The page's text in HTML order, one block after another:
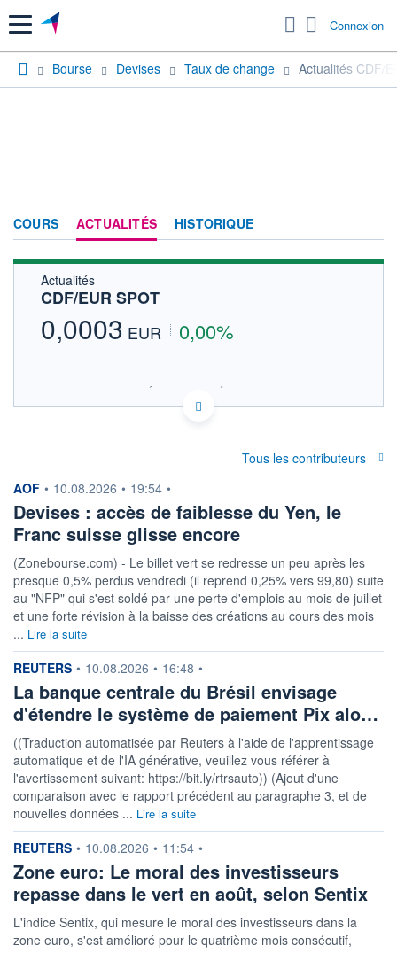
Menu Connexion
Bourse Devises Taux de change Actualités CDF/
COURS ACTUALITÉS HISTORIQUE
Actualités
CDF/EUR SPOT
0,0003 EUR 0,00%
SIX - FOREX 2 DONNÉES TEMPS RÉEL
Politique d'exécution
0,0003
+ HAUT
0,0003
COTATION SPÉCIFIQUE
EUR/CDF
3 016,4268 0,00%
+ PORTEFEUILLE + LISTE
Tous les contributeurs
information fournie par
AOF • 10.08.2026 • 19:54 •
Devises : accès de faiblesse du Yen, le
Franc suisse glisse encore
(Zonebourse.com) - Le billet vert se redresse un peu après les
presque 0,5% perdus vendredi (il reprend 0,25% vers 99,80) suite
au "NFP" qui s'est soldé par une perte d'emplois au mois de juillet
et une forte révision à la baisse des créations au cours des mois
... Lire la suite
information fournie par
REUTERS • 10.08.2026 • 16:48 •
La banque centrale du Brésil envisage
d'étendre le système de paiement Pix alo…
((Traduction automatisée par Reuters à l'aide de l'apprentissage
automatique et de l'IA générative, veuillez vous référer à
l'avertissement suivant: https://bit.ly/rtrsauto)) (Ajout d'une
comparaison avec le rapport précédent au paragraphe 3, et de
nouvelles données ... Lire la suite
information fournie par
REUTERS • 10.08.2026 • 11:54 •
Zone euro: Le moral des investisseurs
repasse dans le vert en août, selon Sentix
L'indice Sentix, qui ‌mesure le moral des investisseurs dans la ​
zone euro, s'est amélioré pour le quatrième mois consécutif,